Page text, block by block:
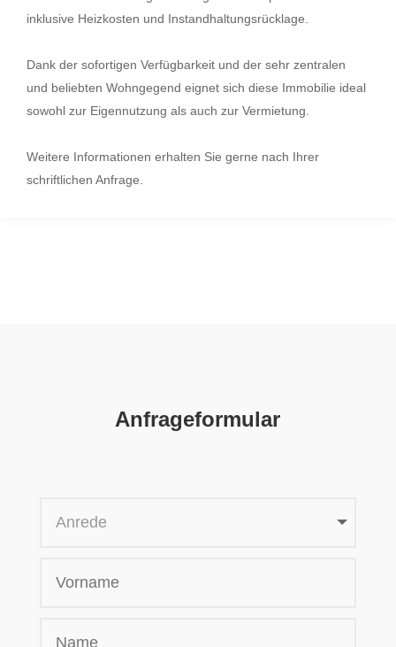
inklusive Heizkosten und Instandhaltungsrücklage.
Dank der sofortigen Verfügbarkeit und der sehr zentralen
und beliebten Wohngegend eignet sich diese Immobilie ideal
sowohl zur Eigennutzung als auch zur Vermietung.
Weitere Informationen erhalten Sie gerne nach Ihrer
schriftlichen Anfrage.
Anfrageformular